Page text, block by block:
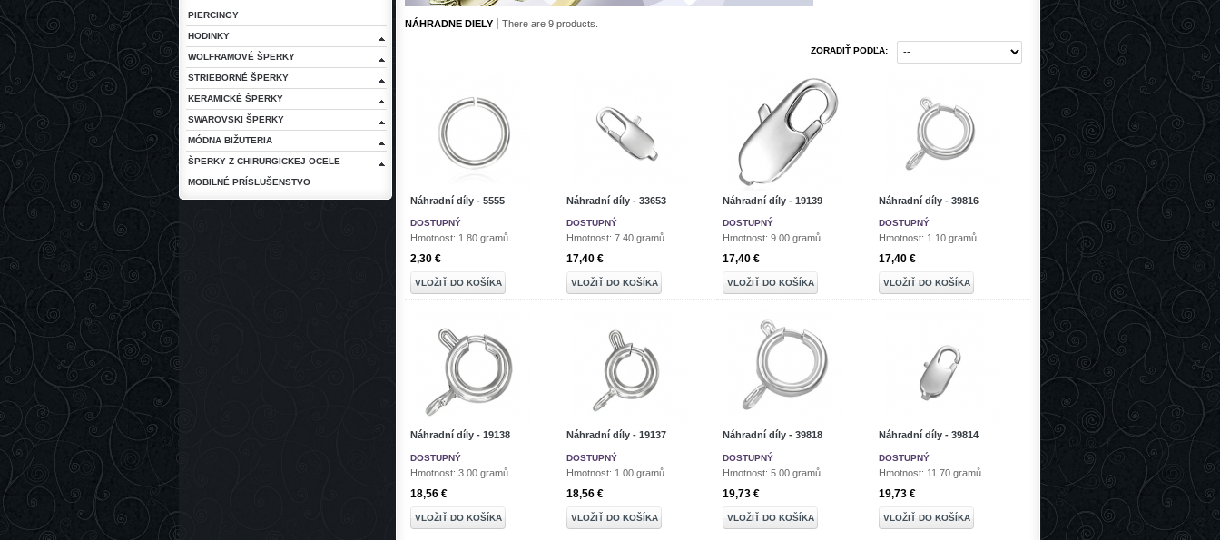
PIERCINGY
HODINKY
WOLFRAMOVÉ ŠPERKY
STRIEBORNÉ ŠPERKY
KERAMICKÉ ŠPERKY
SWAROVSKI ŠPERKY
MÓDNA BIŽUTERIA
ŠPERKY Z CHIRURGICKEJ OCELE
MOBILNÉ PRÍSLUŠENSTVO
NÁHRADNE DIELY There are 9 products.
ZORADIŤ PODĽA:
Náhradní díly - 5555
DOSTUPNÝ
Hmotnost: 1.80 gramů
2,30 €
VLOŽIŤ DO KOŠÍKA
Náhradní díly - 33653
DOSTUPNÝ
Hmotnost: 7.40 gramů
17,40 €
VLOŽIŤ DO KOŠÍKA
Náhradní díly - 19139
DOSTUPNÝ
Hmotnost: 9.00 gramů
17,40 €
VLOŽIŤ DO KOŠÍKA
Náhradní díly - 39816
DOSTUPNÝ
Hmotnost: 1.10 gramů
17,40 €
VLOŽIŤ DO KOŠÍKA
Náhradní díly - 19138
DOSTUPNÝ
Hmotnost: 3.00 gramů
18,56 €
VLOŽIŤ DO KOŠÍKA
Náhradní díly - 19137
DOSTUPNÝ
Hmotnost: 1.00 gramů
18,56 €
VLOŽIŤ DO KOŠÍKA
Náhradní díly - 39818
DOSTUPNÝ
Hmotnost: 5.00 gramů
19,73 €
VLOŽIŤ DO KOŠÍKA
Náhradní díly - 39814
DOSTUPNÝ
Hmotnost: 11.70 gramů
19,73 €
VLOŽIŤ DO KOŠÍKA